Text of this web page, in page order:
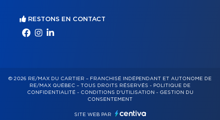
RESTONS EN CONTACT
© 2026 RE/MAX DU CARTIER – FRANCHISÉ INDÉPENDANT ET AUTONOME DE
RE/MAX QUÉBEC – TOUS DROITS RÉSERVÉS - POLITIQUE DE
CONFIDENTIALITÉ- CONDITIONS D'UTILISATION - GESTION DU
CONSENTEMENT
SITE WEB PAR